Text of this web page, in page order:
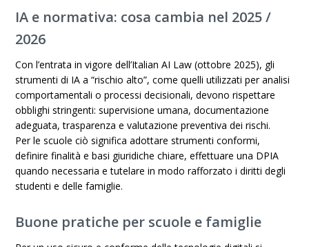
IA e normativa: cosa cambia nel 2025/
2026
Con l’entrata in vigore dell’Italian AI Law (ottobre 2025), gli
strumenti di IA a “rischio alto”, come quelli utilizzati per analisi
comportamentali o processi decisionali, devono rispettare
obblighi stringenti: supervisione umana, documentazione
adeguata, trasparenza e valutazione preventiva dei rischi.
Per le scuole ciò significa adottare strumenti conformi,
definire finalità e basi giuridiche chiare, effettuare una DPIA
quando necessaria e tutelare in modo rafforzato i diritti degli
studenti e delle famiglie.
Buone pratiche per scuole e famiglie